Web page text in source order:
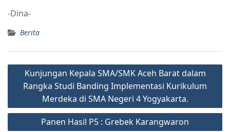
-Dina-
Berita
Kunjungan Kepala SMA/SMK Aceh Barat dalam
Rangka Studi Banding Implementasi Kurikulum
Merdeka di SMA Negeri 4 Yogyakarta.
Panen Hasil P5 : Grebek Karangwaron